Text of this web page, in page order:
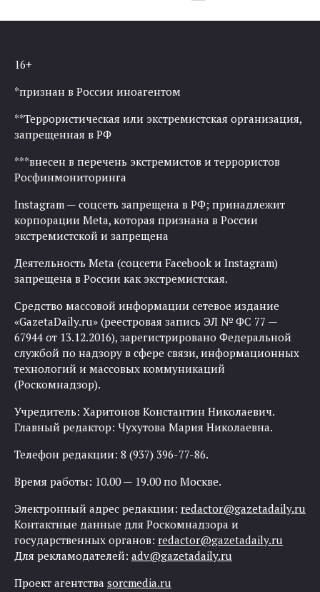
записям
16+
*признан в России иноагентом
**Террористическая или экстремистская организация,
запрещенная в РФ
***внесен в перечень экстремистов и террористов
Росфинмониторинга
Instagram — соцсеть запрещена в РФ; принадлежит
корпорации Meta, которая признана в России
экстремистской и запрещена
Деятельность Meta (соцсети Facebook и Instagram)
запрещена в России как экстремистская.
Средство массовой информации сетевое издание
«GazetaDaily.ru» (реестровая запись ЭЛ № ФС 77 —
67944 от 13.12.2016), зарегистрировано Федеральной
службой по надзору в сфере связи, информационных
технологий и массовых коммуникаций
(Роскомнадзор).
Учредитель: Харитонов Константин Николаевич.
Главный редактор: Чухутова Мария Николаевна.
Телефон редакции: 8 (937) 396-77-86.
Время работы: 10.00 — 19.00 по Москве.
Электронный адрес редакции: redactor@gazetadaily.ru
Контактные данные для Роскомнадзора и
государственных органов: redactor@gazetadaily.ru
Для рекламодателей: adv@gazetadaily.ru
Проект агентства sorcmedia.ru